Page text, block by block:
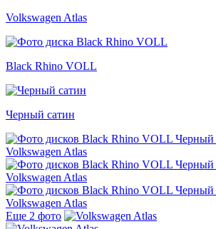
Volkswagen Atlas
Black Rhino VOLL
Черный сатин
Еще 2 фото